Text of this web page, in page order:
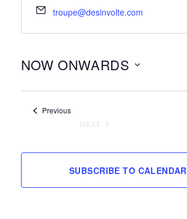
troupe@desinvolte.com
NOW ONWARDS
PreviousEvents
NEXT
SUBSCRIBE TO CALENDAR